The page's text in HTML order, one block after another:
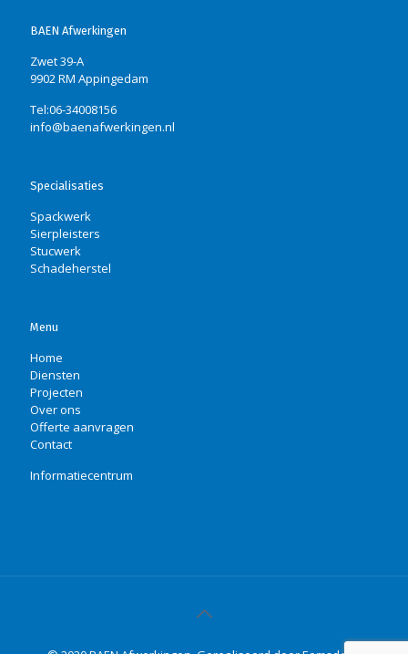
BAEN Afwerkingen
Zwet 39-A
9902 RM Appingedam
Tel:06-34008156
info@baenafwerkingen.nl
Specialisaties
Spackwerk
Sierpleisters
Stucwerk
Schadeherstel
Menu
Home
Diensten
Projecten
Over ons
Offerte aanvragen
Contact
Informatiecentrum